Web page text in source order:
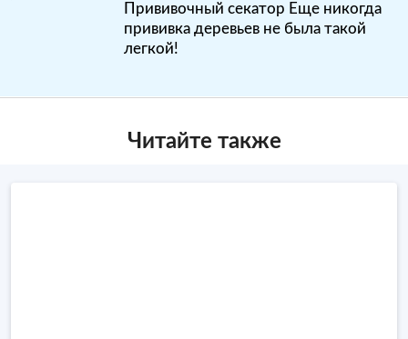
Прививочный секатор Еще никогда
прививка деревьев не была такой
легкой!
Читайте также